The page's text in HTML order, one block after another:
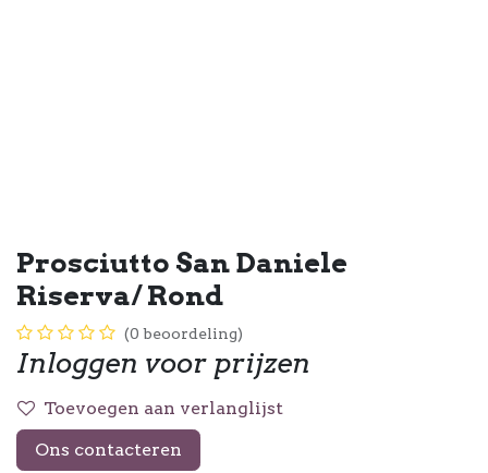
Prosciutto San Daniele
Riserva/ Rond
(0 beoordeling)
Inloggen voor prijzen
Toevoegen aan verlanglijst
Ons contacteren